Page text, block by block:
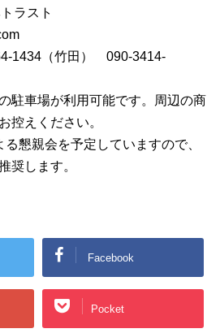
みトラスト
1434（竹田） 090-3414-
駐車場が利用可能です。周辺の商
控えください。
懇親会を予定していますので、
奨します。
Facebook
Pocket